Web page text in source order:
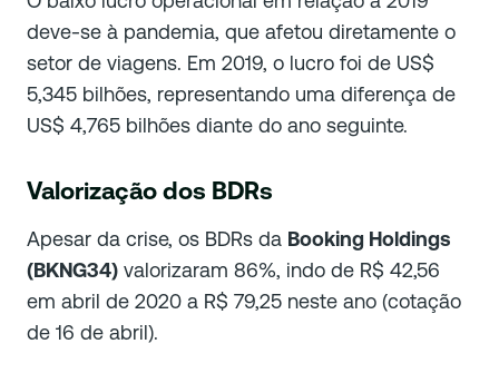
deve-se à pandemia, que afetou diretamente o
setor de viagens. Em 2019, o lucro foi de US$
5,345 bilhões, representando uma diferença de
US$ 4,765 bilhões diante do ano seguinte.
Valorização dos BDRs
Apesar da crise, os BDRs da Booking Holdings
(BKNG34) valorizaram 86%, indo de R$ 42,56
em abril de 2020 a R$ 79,25 neste ano (cotação
de 16 de abril).